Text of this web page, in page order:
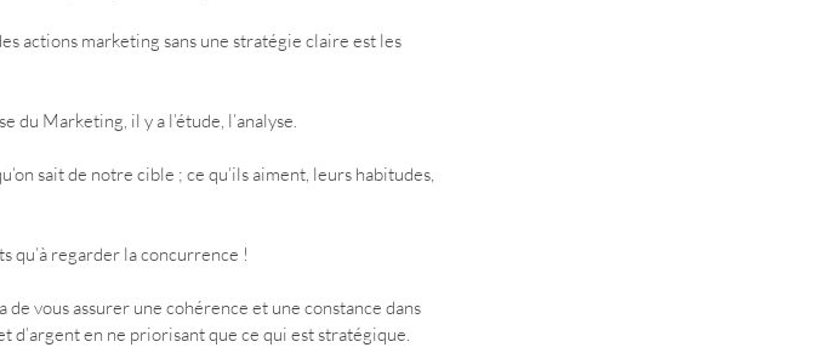
actions marketing sans une stratégie claire est les
du Marketing, il y a l’étude, l’analyse.
sait de notre cible ; ce qu’ils aiment, leurs habitudes,
qu’à regarder la concurrence !
vous assurer une cohérence et une constance dans
d’argent en ne priorisant que ce qui est stratégique.